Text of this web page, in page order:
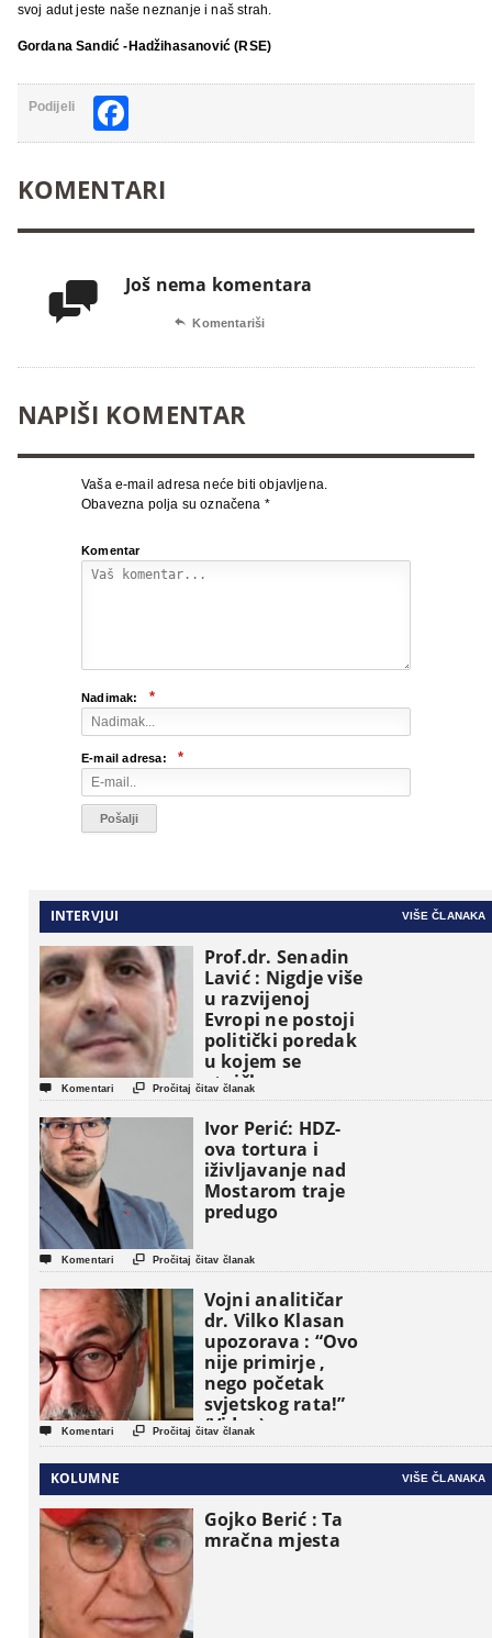
svoj adut jeste naše neznanje i naš strah.
Gordana Sandić -Hadžihasanović (RSE)
Podijeli
KOMENTARI
 Još nema komentara
 Komentariši
NAPIŠI KOMENTAR
Vaša e-mail adresa neće biti objavljena.
Obavezna polja su označena *
Komentar
Nadimak: *
E-mail adresa: *
INTERVJUI VIŠE ČLANAKA
Prof.dr. Senadin
Lavić : Nigdje više
u razvijenoj
Evropi ne postoji
politički poredak
u kojem se
etničke grupe
pojavljuju kao
osnovne
političke jedinice
 Komentari  Pročitaj čitav članak
Ivor Perić: HDZ-
ova tortura i
iživljavanje nad
Mostarom traje
predugo
 Komentari  Pročitaj čitav članak
Vojni analitičar
dr. Vilko Klasan
upozorava : “Ovo
nije primirje ,
nego početak
svjetskog rata!”
(Video)
 Komentari  Pročitaj čitav članak
KOLUMNE VIŠE ČLANAKA
Gojko Berić : Ta
mračna mjesta